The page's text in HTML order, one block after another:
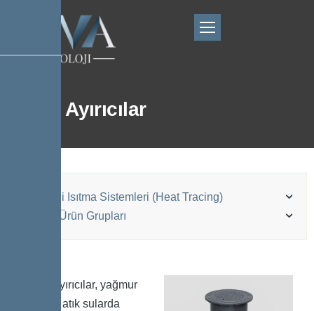
Petrol Ayırıcılar
Elektrikli Isıtma Sistemleri (Heat Tracing)
Kessel Ürün Grupları
Petrol ayırıcılar, yağmur
suyu ve atık sularda